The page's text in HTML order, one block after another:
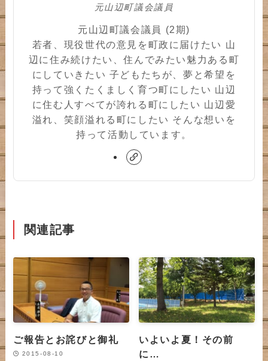
元山辺町議会議員
元山辺町議会議員 (2期)
若者、現役世代の意見を町政に届けたい 山
辺に住み続けたい、住んでみたい魅力ある町
にしていきたい 子どもたちが、夢と希望を
持って強くたくましく育つ町にしたい 山辺
に住む人すべてが誇れる町にしたい 山辺愛
溢れ、笑顔溢れる町にしたい そんな想いを
持って活動しています。
関連記事
ご報告とお詫びと御礼
2015-08-10
いよいよ夏！その前
に…